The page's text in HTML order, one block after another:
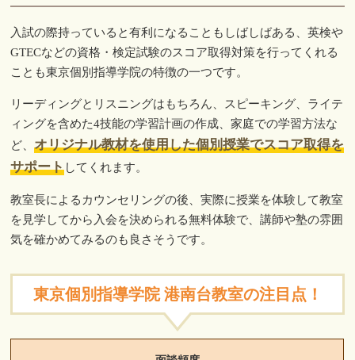
入試の際持っていると有利になることもしばしばある、英検や
GTECなどの資格・検定試験のスコア取得対策を行ってくれる
ことも東京個別指導学院の特徴の一つです。
リーディングとリスニングはもちろん、スピーキング、ライテ
ィングを含めた4技能の学習計画の作成、家庭での学習方法な
ど、オリジナル教材を使用した個別授業でスコア取得を
サポートしてくれます。
教室長によるカウンセリングの後、実際に授業を体験して教室
を見学してから入会を決められる無料体験で、講師や塾の雰囲
気を確かめてみるのも良さそうです。
東京個別指導学院 港南台教室の注目点！